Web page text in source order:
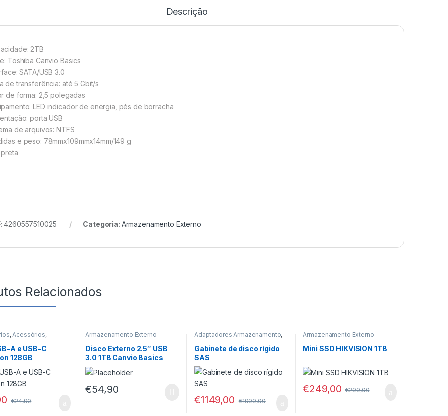
Descrição
2TB
Toshiba Canvio Basics
SATA/USB 3.0
de transferência: até 5 Gbit/s
de forma: 2,5 polegadas
LED indicador de energia, pés de borracha
porta USB
de arquivos: NTFS
e peso: 78mmx109mmx14mm/149 g
preta
4260557510025 Categoria: Armazenamento Externo
Relacionados
, Acessórios,
A e USB-C
128GB
€24,90
Armazenamento Externo
Disco Externo 2.5″ USB
3.0 1TB Canvio Basics
Toshiba
€54,90
Adaptadores Armazenamento,
Armazenamento
Armazenamento Externo,
Armazenamento Interno,Caixas
Externas e Docking Stations
Gabinete de disco rígido
SAS
€1149,00 €1999,00
Armazenamento Externo
Mini SSD HIKVISION 1TB
€249,00 €299,00